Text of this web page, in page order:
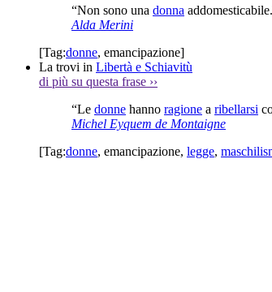
“Non sono una donna
Alda Merini
[Tag:donne, emancipazione]
La trovi in Libertà e Schiavitù
di più su questa frase ››
“Le donne hanno ragione a ribellarsi
Michel Eyquem de Montaigne
[Tag:donne, emancipazione, legge,